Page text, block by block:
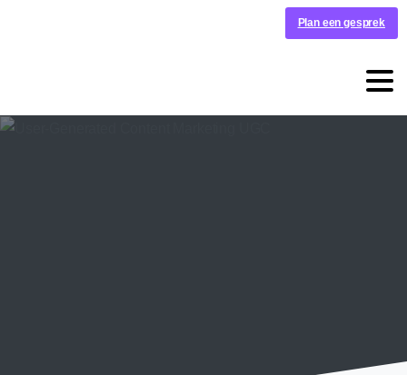
Plan een gesprek